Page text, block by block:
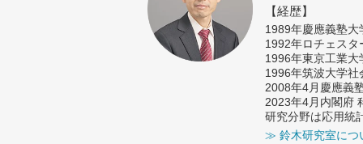
【経歴】
1989年慶應義塾
1992年ロチェス
1996年東京工業
1996年筑波大学
2008年4月慶應義
2023年4月内閣府
研究分野は応用統
≫ 鈴木研究室につ